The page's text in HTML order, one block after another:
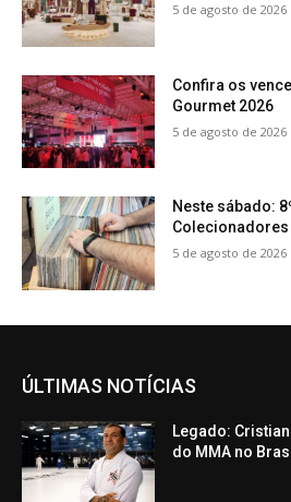
5 de agosto de 2026
Confira os
Gourmet 2026
5 de agosto de 2026
Neste sábado:
Colecionadores
5 de agosto de 2026
ÚLTIMAS NOTÍCIAS
Legado:
do MMA no